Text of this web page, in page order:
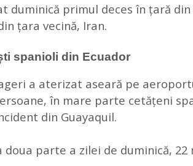
duminică primul deces în țară
țara vecină, Iran.
spanioli din Ecuador
a aterizat aseară pe
în mare parte cetățeni
din Guayaquil.
parte a zilei de duminică,